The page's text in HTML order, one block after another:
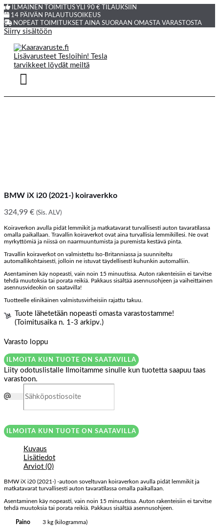
ILMAINEN TOIMITUS YLI 90 € TILAUKSIIN
14 PÄIVÄN PALAUTUSOIKEUS
NOPEAT TOIMITUKSET AINA SUORAAN OMASTA VARASTOSTA
Siirry sisältöön
BMW iX i20 (2021-) koiraverkko
324,99 € (Sis. ALV)
Koiraverkon avulla pidät lemmikit ja matkatavarat turvallisesti auton tavaratilassa
omalla paikallaan. Travallin koiraverkot ovat aina turvallisia lemmikillesi. Ne ovat
myrkyttömiä ja niissä on naarmuuntumista ja puremista kestävä pinta.
Travallin koiraverkot on valmistettu Iso-Britanniassa ja suunniteltu
automallikohtaisesti, jolloin ne istuvat täydellisesti kuhunkin automalliin.
Asentaminen käy nopeasti, vain noin 15 minuutissa. Auton rakenteisiin ei tarvitse
tehdä muutoksia tai porata reikiä. Pakkaus sisältää asennusohjeen ja vaiheittainen
asennusvideokin on saatavilla!
Tuotteelle elinikäinen valmistusvirheisiin rajattu takuu.
Tuote lähetetään nopeasti omasta varastostamme!
(Toimitusaika n. 1-3 arkipv.)
Varasto loppu
ILMOITA KUN TUOTE ON SAATAVILLA
Liity odotuslistalle
Ilmoitamme sinulle kun tuotetta saapuu taas
varastoon.
ILMOITA KUN TUOTE ON SAATAVILLA
Kuvaus
Lisätiedot
Arviot (0)
BMW iX i20 (2021-) -autoon soveltuvan koiraverkon avulla pidät lemmikit ja
matkatavarat turvallisesti auton tavaratilassa omalla paikallaan.
Asentaminen käy nopeasti, vain noin 15 minuutissa. Auton rakenteisiin ei tarvitse
tehdä muutoksia tai porata reikiä. Pakkaus sisältää asennusohjeen.
Paino
3 kg (kilogramma)